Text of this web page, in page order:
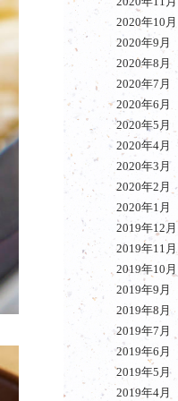
2020年10月
2020年9月
2020年8月
2020年7月
2020年6月
2020年5月
2020年4月
2020年3月
2020年2月
2020年1月
2019年12月
2019年11月
2019年10月
2019年9月
2019年8月
2019年7月
2019年6月
2019年5月
2019年4月